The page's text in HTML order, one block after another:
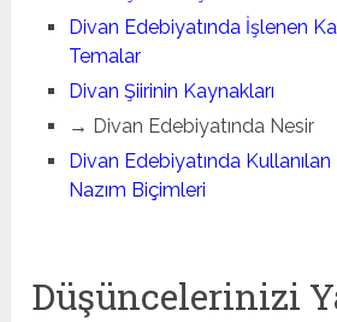
Divan Edebiyatında İşlenen
Temalar
Divan Şiirinin Kaynakları
→ Divan Edebiyatında Nesir
Divan Edebiyatında
Nazım Biçimleri
Düşüncelerinizi